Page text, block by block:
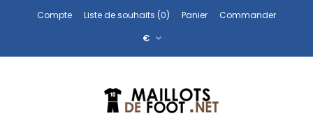
Compte Liste de souhaits (0) Panier
Commander
€